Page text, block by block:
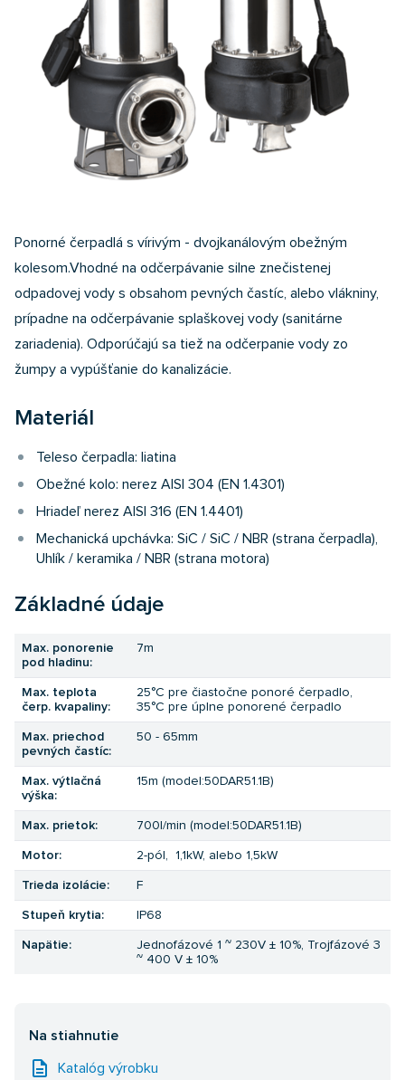
Ponorné čerpadlá s vírivým - dvojkanálovým obežným
kolesom.Vhodné na odčerpávanie silne znečistenej
odpadovej vody s obsahom pevných častíc, alebo vlákniny,
prípadne na odčerpávanie splaškovej vody (sanitárne
zariadenia). Odporúčajú sa tiež na odčerpanie vody zo
žumpy a vypúšťanie do kanalizácie.
Materiál
Teleso čerpadla: liatina
Obežné kolo: nerez AISI 304 (EN 1.4301)
Hriadeľ nerez AISI 316 (EN 1.4401)
Mechanická upchávka: SiC / SiC / NBR (strana čerpadla),
Uhlík / keramika / NBR (strana motora)
Základné údaje
Max. ponorenie
pod hladinu:
7m
Max. teplota
čerp. kvapaliny:
25°C pre čiastočne ponoré čerpadlo,
35°C pre úplne ponorené čerpadlo
Max. priechod
pevných častíc:
50 - 65mm
Max. výtlačná
výška:
15m (model:50DAR51.1B)
Max. prietok: 700l/min (model:50DAR51.1B)
Motor: 2-pól, 1,1kW, alebo 1,5kW
Trieda izolácie: F
Stupeň krytia: IP68
Napätie:
Jednofázové 1 ~ 230V ± 10%, Trojfázové 3
~ 400 V ± 10%
Na stiahnutie
description Katalóg výrobku